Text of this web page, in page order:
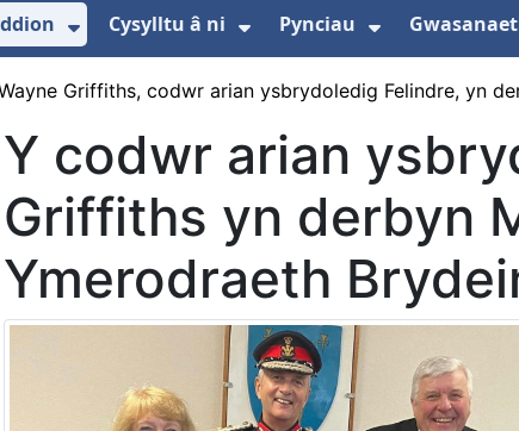
isddewislen ar gyfer Amdanom ni
Dangos isddewislen ar gyfer
Cysylltu â ni Pynciau
Griffiths, codwr arian ysbrydoledig Felindre, yn
Y codwr arian
Griffiths yn derbyn
Ymerodraeth